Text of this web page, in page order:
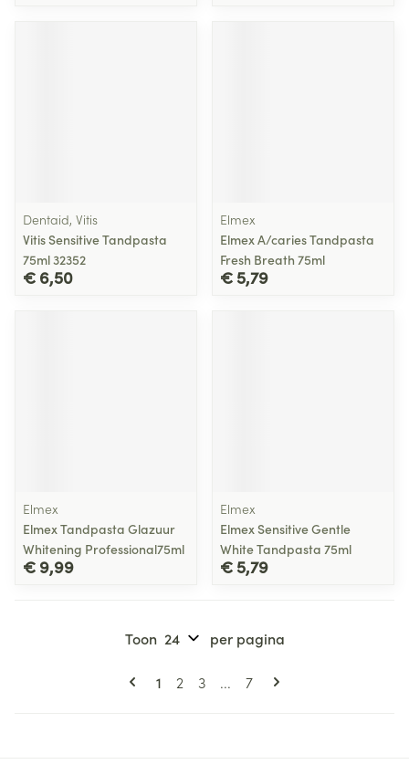
Dentaid, Vitis
Vitis Sensitive Tandpasta
75ml 32352
€ 6,50
Elmex
Elmex A/caries Tandpasta
Fresh Breath 75ml
€ 5,79
Elmex
Elmex Tandpasta Glazuur
Whitening Professional75ml
€ 9,99
Elmex
Elmex Sensitive Gentle
White Tandpasta 75ml
€ 5,79
Pagina's
U lees momenteel pagina
1 Pagina
2 Pagina
3 ... Pagina
7
Toon per pagina